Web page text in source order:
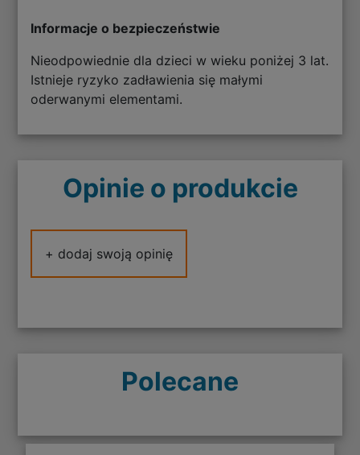
Informacje o bezpieczeństwie
Nieodpowiednie dla dzieci w wieku poniżej 3 lat.
Istnieje ryzyko zadławienia się małymi
oderwanymi elementami.
Opinie o produkcie
+ dodaj swoją opinię
Polecane